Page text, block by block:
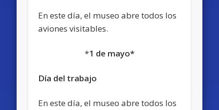
En este día, el museo abre todos los
aviones visitables.
*1 de mayo*
Día del trabajo
En este día, el museo abre todos los